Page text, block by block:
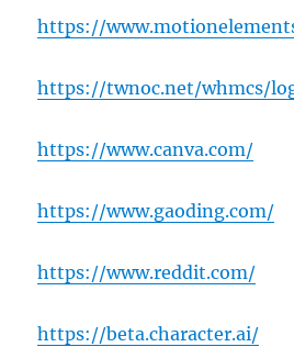
https://
https://twnoc.net/whmcs/
https://www.canva.com/
https://www.gaoding.com/
https://www.reddit.com/
https://beta.character.ai/